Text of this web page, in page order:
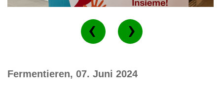
Fermentieren, 07. Juni 2024